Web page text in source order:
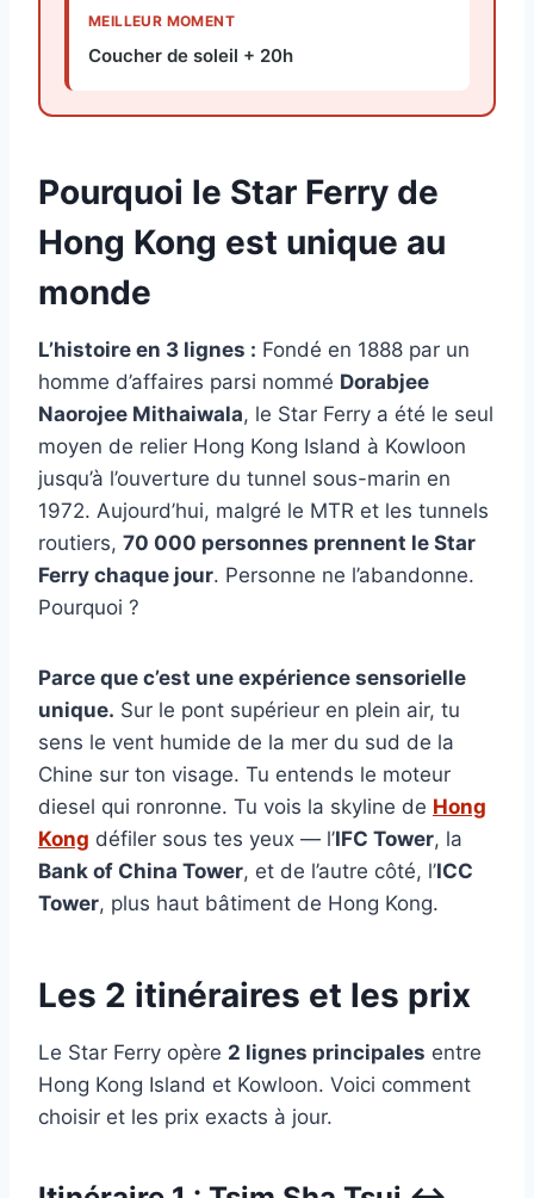
MEILLEUR MOMENT
Coucher de soleil + 20h
Pourquoi le Star Ferry de
Hong Kong est unique au
monde
L’histoire en 3 lignes : Fondé en 1888 par un
homme d’affaires parsi nommé Dorabjee
Naorojee Mithaiwala, le Star Ferry a été le seul
moyen de relier Hong Kong Island à Kowloon
jusqu’à l’ouverture du tunnel sous-marin en
1972. Aujourd’hui, malgré le MTR et les tunnels
routiers, 70 000 personnes prennent le Star
Ferry chaque jour. Personne ne l’abandonne.
Pourquoi ?
Parce que c’est une expérience sensorielle
unique. Sur le pont supérieur en plein air, tu
sens le vent humide de la mer du sud de la
Chine sur ton visage. Tu entends le moteur
diesel qui ronronne. Tu vois la skyline de Hong
Kong défiler sous tes yeux — l’IFC Tower, la
Bank of China Tower, et de l’autre côté, l’ICC
Tower, plus haut bâtiment de Hong Kong.
Les 2 itinéraires et les prix
Le Star Ferry opère 2 lignes principales entre
Hong Kong Island et Kowloon. Voici comment
choisir et les prix exacts à jour.